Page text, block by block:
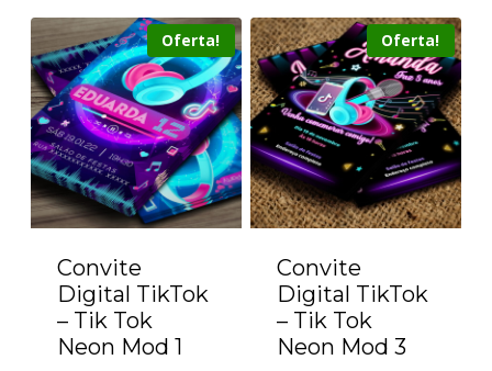
Oferta!
Convite
Digital TikTok
– Tik Tok
Neon Mod 1
Oferta!
Convite
Digital TikTok
– Tik Tok
Neon Mod 3